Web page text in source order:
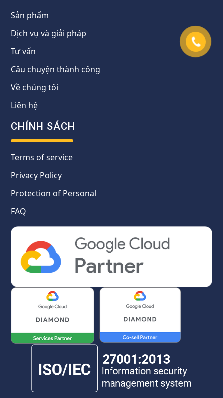
Sản phẩm
Dịch vụ và giải pháp
Tư vấn
Câu chuyện thành công
Về chúng tôi
Liên hệ
CHÍNH SÁCH
Terms of service
Privacy Policy
Protection of Personal
FAQ